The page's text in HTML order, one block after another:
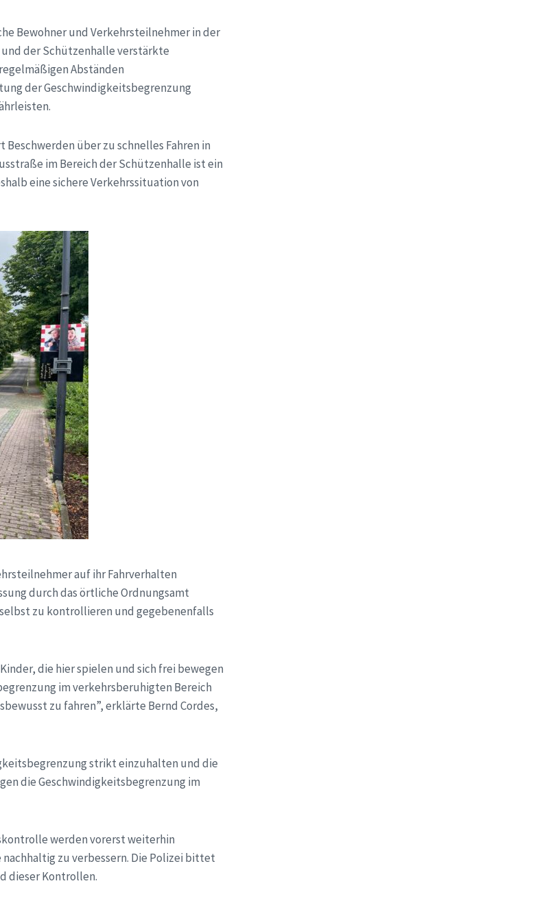
Bewohner und Verkehrsteilnehmer in der
der Schützenhalle verstärkte
Abständen
der Geschwindigkeitsbegrenzung
über zu schnelles Fahren in
im Bereich der Schützenhalle ist ein
eine sichere Verkehrssituation von
auf ihr Fahrverhalten
durch das örtliche Ordnungsamt
zu kontrollieren und gegebenenfalls
die hier spielen und sich frei bewegen
im verkehrsberuhigten Bereich
zu fahren”, erklärte Bernd Cordes,
strikt einzuhalten und die
die Geschwindigkeitsbegrenzung im
werden vorerst weiterhin
zu verbessern. Die Polizei bittet
dieser Kontrollen.